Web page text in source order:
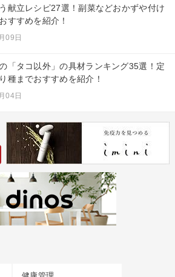
献立レシピ27選！副菜などおかずや付け
すすめを紹介！
09日
「タコ以外」の具材ランキング35選！定
種までおすすめを紹介！
04日